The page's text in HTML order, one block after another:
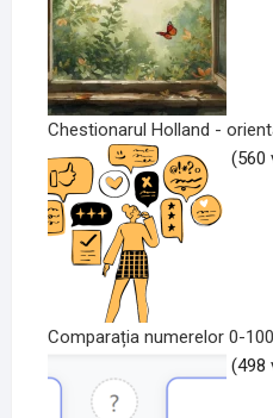
Chestionarul Holland -
(560
Comparația numerelor 0-100
(498